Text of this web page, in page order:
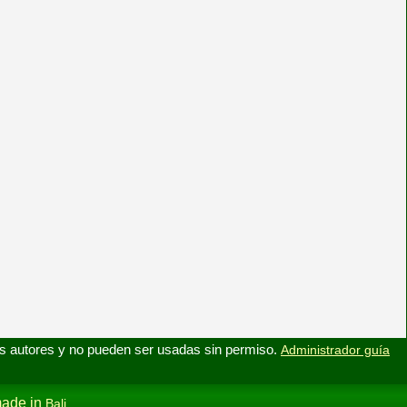
y no pueden ser usadas sin permiso. Administrador guía
in Bali